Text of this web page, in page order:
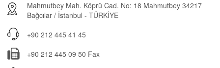
Mahmutbey Mah. Köprü Cad. No: 18 Mahmutbey 34217
Bağcılar / İstanbul - TÜRKİYE
+90 212 445 41 45
+90 212 445 09 50 Fax